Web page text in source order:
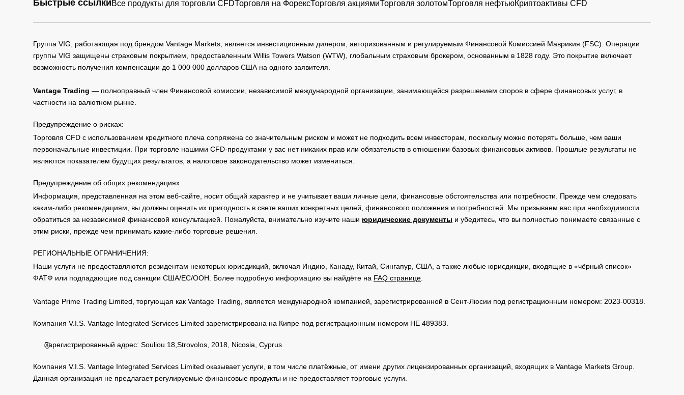
Быстрые ссылкиВсе продукты для торговли CFDТорговля на ФорексТорговля акциямиТорговля золотомТорговля нефтьюКриптоактивы CFD
Группа VIG, работающая под брендом Vantage Markets, является инвестиционным дилером, авторизованным и регулируемым Финансовой Комиссией Маврикия (FSC). Операции
группы VIG защищены страховым покрытием, предоставленным Willis Towers Watson (WTW), глобальным страховым брокером, основанным в 1828 году. Это покрытие включает
возможность получения компенсации до 1 000 000 долларов США на одного заявителя.
Vantage Trading — полноправный член Финансовой комиссии, независимой международной организации, занимающейся разрешением споров в сфере финансовых услуг, в
частности на валютном рынке.
Предупреждение о рисках:
Торговля CFD с использованием кредитного плеча сопряжена со значительным риском и может не подходить всем инвесторам, поскольку можно потерять больше, чем ваши
первоначальные инвестиции. При торговле нашими CFD-продуктами у вас нет никаких прав или обязательств в отношении базовых финансовых активов. Прошлые результаты не
являются показателем будущих результатов, а налоговое законодательство может измениться.
Предупреждение об общих рекомендациях:
Информация, представленная на этом веб-сайте, носит общий характер и не учитывает ваши личные цели, финансовые обстоятельства или потребности. Прежде чем следовать
каким-либо рекомендациям, вы должны оценить их пригодность в свете ваших конкретных целей, финансового положения и потребностей. Мы призываем вас при необходимости
обратиться за независимой финансовой консультацией. Пожалуйста, внимательно изучите наши юридические документы и убедитесь, что вы полностью понимаете связанные с
этим риски, прежде чем принимать какие-либо торговые решения.
РЕГИОНАЛЬНЫЕ ОГРАНИЧЕНИЯ:
Наши услуги не предоставляются резидентам некоторых юрисдикций, включая Индию, Канаду, Китай, Сингапур, США, а также любые юрисдикции, входящие в «чёрный список»
ФАТФ или подпадающие под санкции США/ЕС/ООН. Более подробную информацию вы найдёте на FAQ странице
Vantage Prime Trading Limited, торгующая как Vantage Trading, является международной компанией, зарегистрированной в Сент-Люсии под регистрационным номером: 2023-00318.
Компания V.I.S. Vantage Integrated Services Limited зарегистрирована на Кипре под регистрационным номером HE 489383.
Зарегистрированный адрес: Souliou 18,Strovolos, 2018, Nicosia, Cyprus.
Компания V.I.S. Vantage Integrated Services Limited оказывает услуги, в том числе платёжные, от имени других лицензированных организаций, входящих в Vantage Markets Group.
Данная организация не предлагает регулируемые финансовые продукты и не предоставляет торговые услуги.